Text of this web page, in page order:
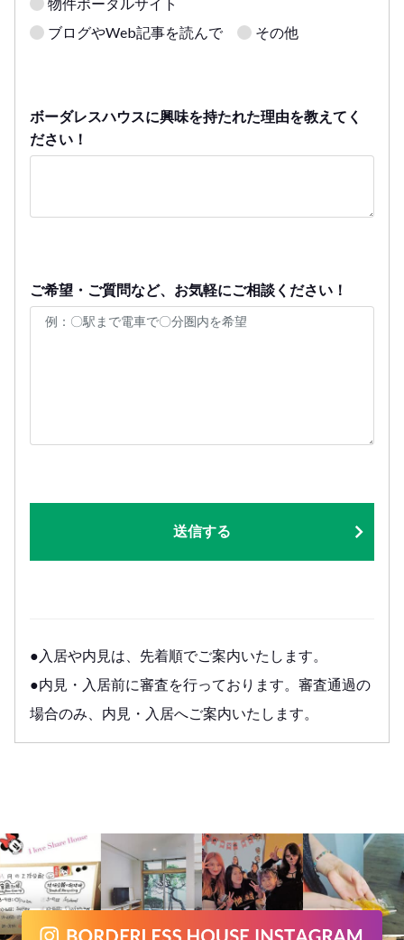
ブログやWeb記事を読んで
その他
ボーダレスハウスに興味を持たれた理由を教えてく
ださい！
ご希望・ご質問など、お気軽にご相談ください！
送信する
●入居や内見は、先着順でご案内いたします。
●内見・入居前に審査を行っております。審査通過の
場合のみ、内見・入居へご案内いたします。